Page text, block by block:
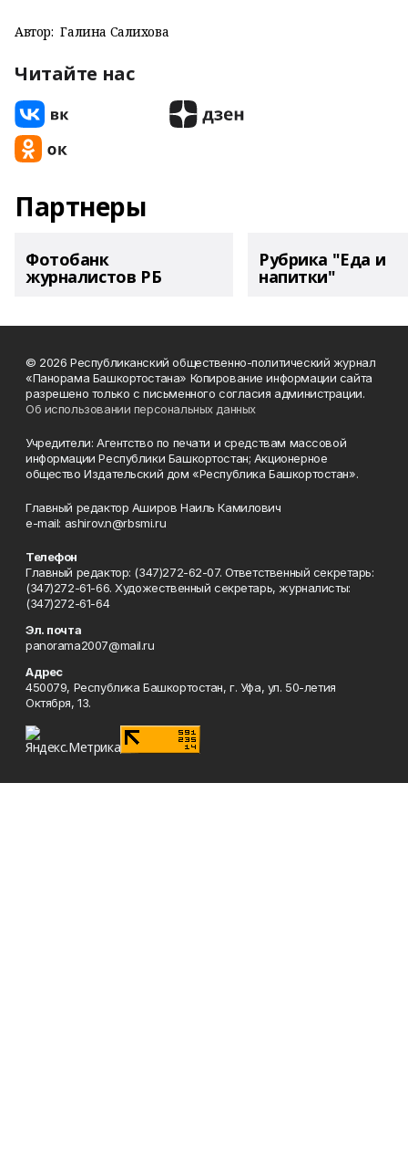
Автор: Галина Салихова
Читайте нас
Партнеры
Фотобанк
журналистов РБ
Рубрика "Еда и
напитки"
© 2026 Республиканский общественно-политический журнал
«Панорама Башкортостана» Копирование информации сайта
разрешено только с письменного согласия администрации.
Об использовании персональных данных
Учредители: Агентство по печати и средствам массовой
информации Республики Башкортостан; Акционерное
общество Издательский дом «Республика Башкортостан».
Главный редактор Аширов Наиль Камилович
e-mail: ashirov.n@rbsmi.ru
Телефон
Главный редактор: (347)272-62-07. Ответственный секретарь:
(347)272-61-66. Художественный секретарь, журналисты:
(347)272-61-64
Эл. почта
panorama2007@mail.ru
Адрес
450079, Республика Башкортостан, г. Уфа, ул. 50-летия
Октября, 13.